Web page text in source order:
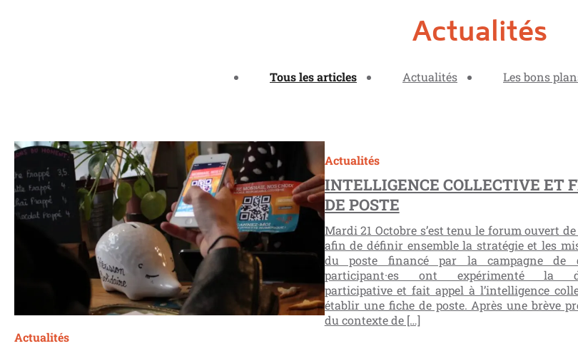
Actualités
Tous les articles Actualités Les bons
Actualités
Actualités
INTELLIGENCE COLLECTIVE ET
DE POSTE
Mardi 21 Octobre s’est tenu le forum ouvert
afin de définir ensemble la stratégie et les
du poste financé par la campagne de
participant·es ont expérimenté la
participative et fait appel à l’intelligence
établir une fiche de poste. Après une brève
du contexte de […]